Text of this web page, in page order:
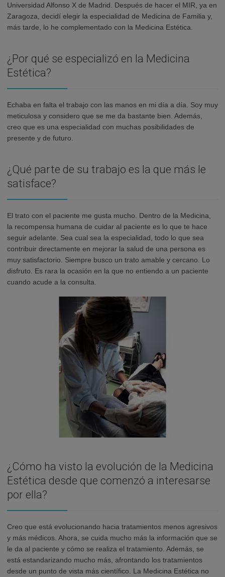
Universidad Alfonso X de Madrid. Después de hacer el MIR, ya en
Zaragoza, decidí elegir la especialidad de Medicina de Familia y,
más tarde, lo he complementado con la Medicina Estética.
¿Por qué se especializó en la Medicina
Estética?
Echaba en falta el trabajo con las manos en mi día a día. Soy muy
meticulosa y considero que se me da bastante bien. Además,
creo que es una especialidad con muchas posibilidades de
presente y de futuro.
¿Qué parte de su trabajo es la que más le
satisface?
El trato con el paciente me gusta mucho. Dentro de la Medicina,
la recompensa humana de cuidar al paciente es lo que te hace
seguir adelante. Sea cual sea la especialidad, todo lo que sea
contribuir directamente en mejorar la salud de una persona es
muy satisfactorio. Siempre busco un trato amable y cercano. Lo
disfruto. Es rara la ocasión en la que no entiendo a un paciente
cuando acude a la consulta.
¿Cómo ha visto la evolución de la Medicina
Estética desde que comenzó a interesarse
por ella?
Creo que está evolucionando hacia tratamientos menos agresivos
y más médicos. Ahora, se cuida mucho más la información que se
le da al paciente y cómo se realiza el tratamiento. Además, se
está estandarizando mucho más, afrontando los tratamientos
desde un punto de vista más científico. La Medicina Estética no